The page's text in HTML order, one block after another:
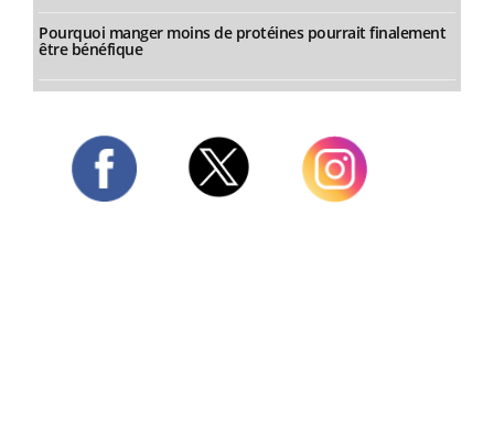
Pourquoi manger moins de protéines pourrait finalement
être bénéfique